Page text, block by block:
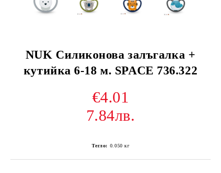
NUK Силиконова залъгалка +
кутийка 6-18 м. SPACE 736.322
€4.01
7.84лв.
Тегло: 0.050 кг